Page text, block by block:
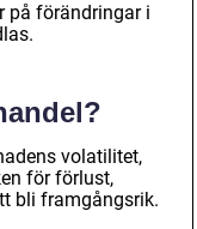
på förändringar i
volatilitet,
för förlust,
bli framgångsrik.